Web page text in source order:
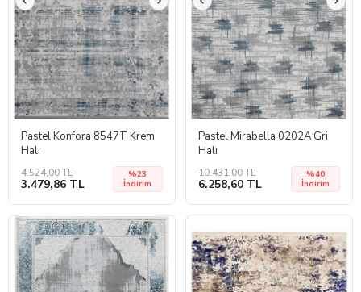
Pastel Konfora 8547T Krem
Halı
4.524,00 TL
3.479,86 TL
%23
İndirim
Pastel Mirabella 0202A Gri
Halı
10.431,00 TL
6.258,60 TL
%40
İndirim